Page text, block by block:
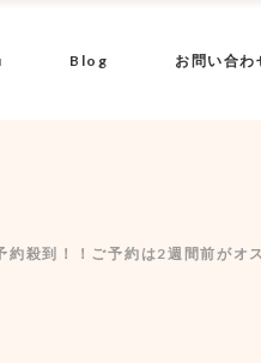
Blog お問い合わ
約殺到！！ご予約は2週間前がオ